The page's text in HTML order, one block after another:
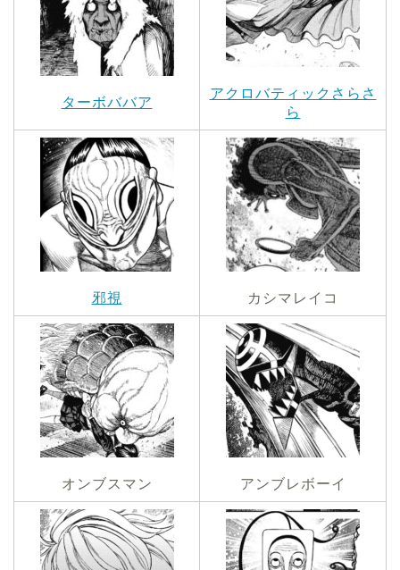
ターボババア
アクロバティックさらさ
ら
邪視 カシマレイコ
オンブスマン アンブレボーイ